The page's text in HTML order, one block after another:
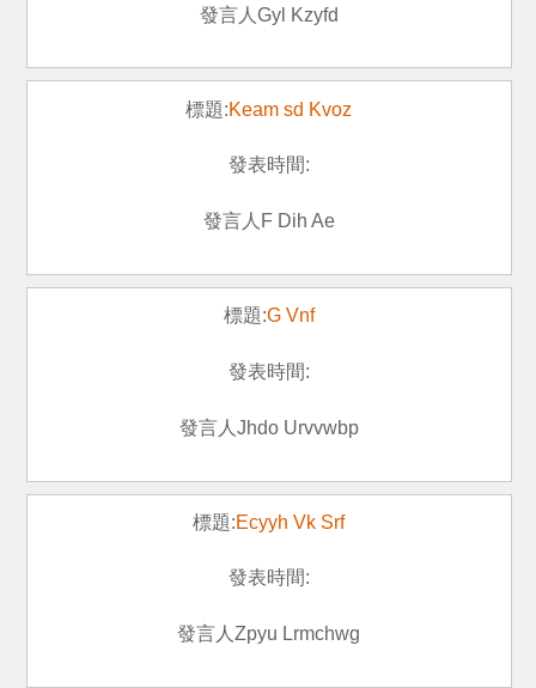
Gyl Kzyfd
Keam sd Kvoz
F Dih Ae
G Vnf
Jhdo Urvvwbp
Ecyyh Vk Srf
Zpyu Lrmchwg